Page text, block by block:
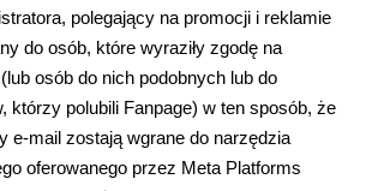
polegający na promocji i reklamie
do osób, które wyraziły zgodę na
osób do nich podobnych lub do
którzy polubili Fanpage) w ten sposób,że
e-mail zostająwgrane do narzędzia
oferowanego przez Meta Platforms